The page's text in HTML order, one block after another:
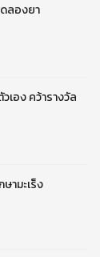
ลองยา
อง คว้ารางวัล
ามะเร็ง